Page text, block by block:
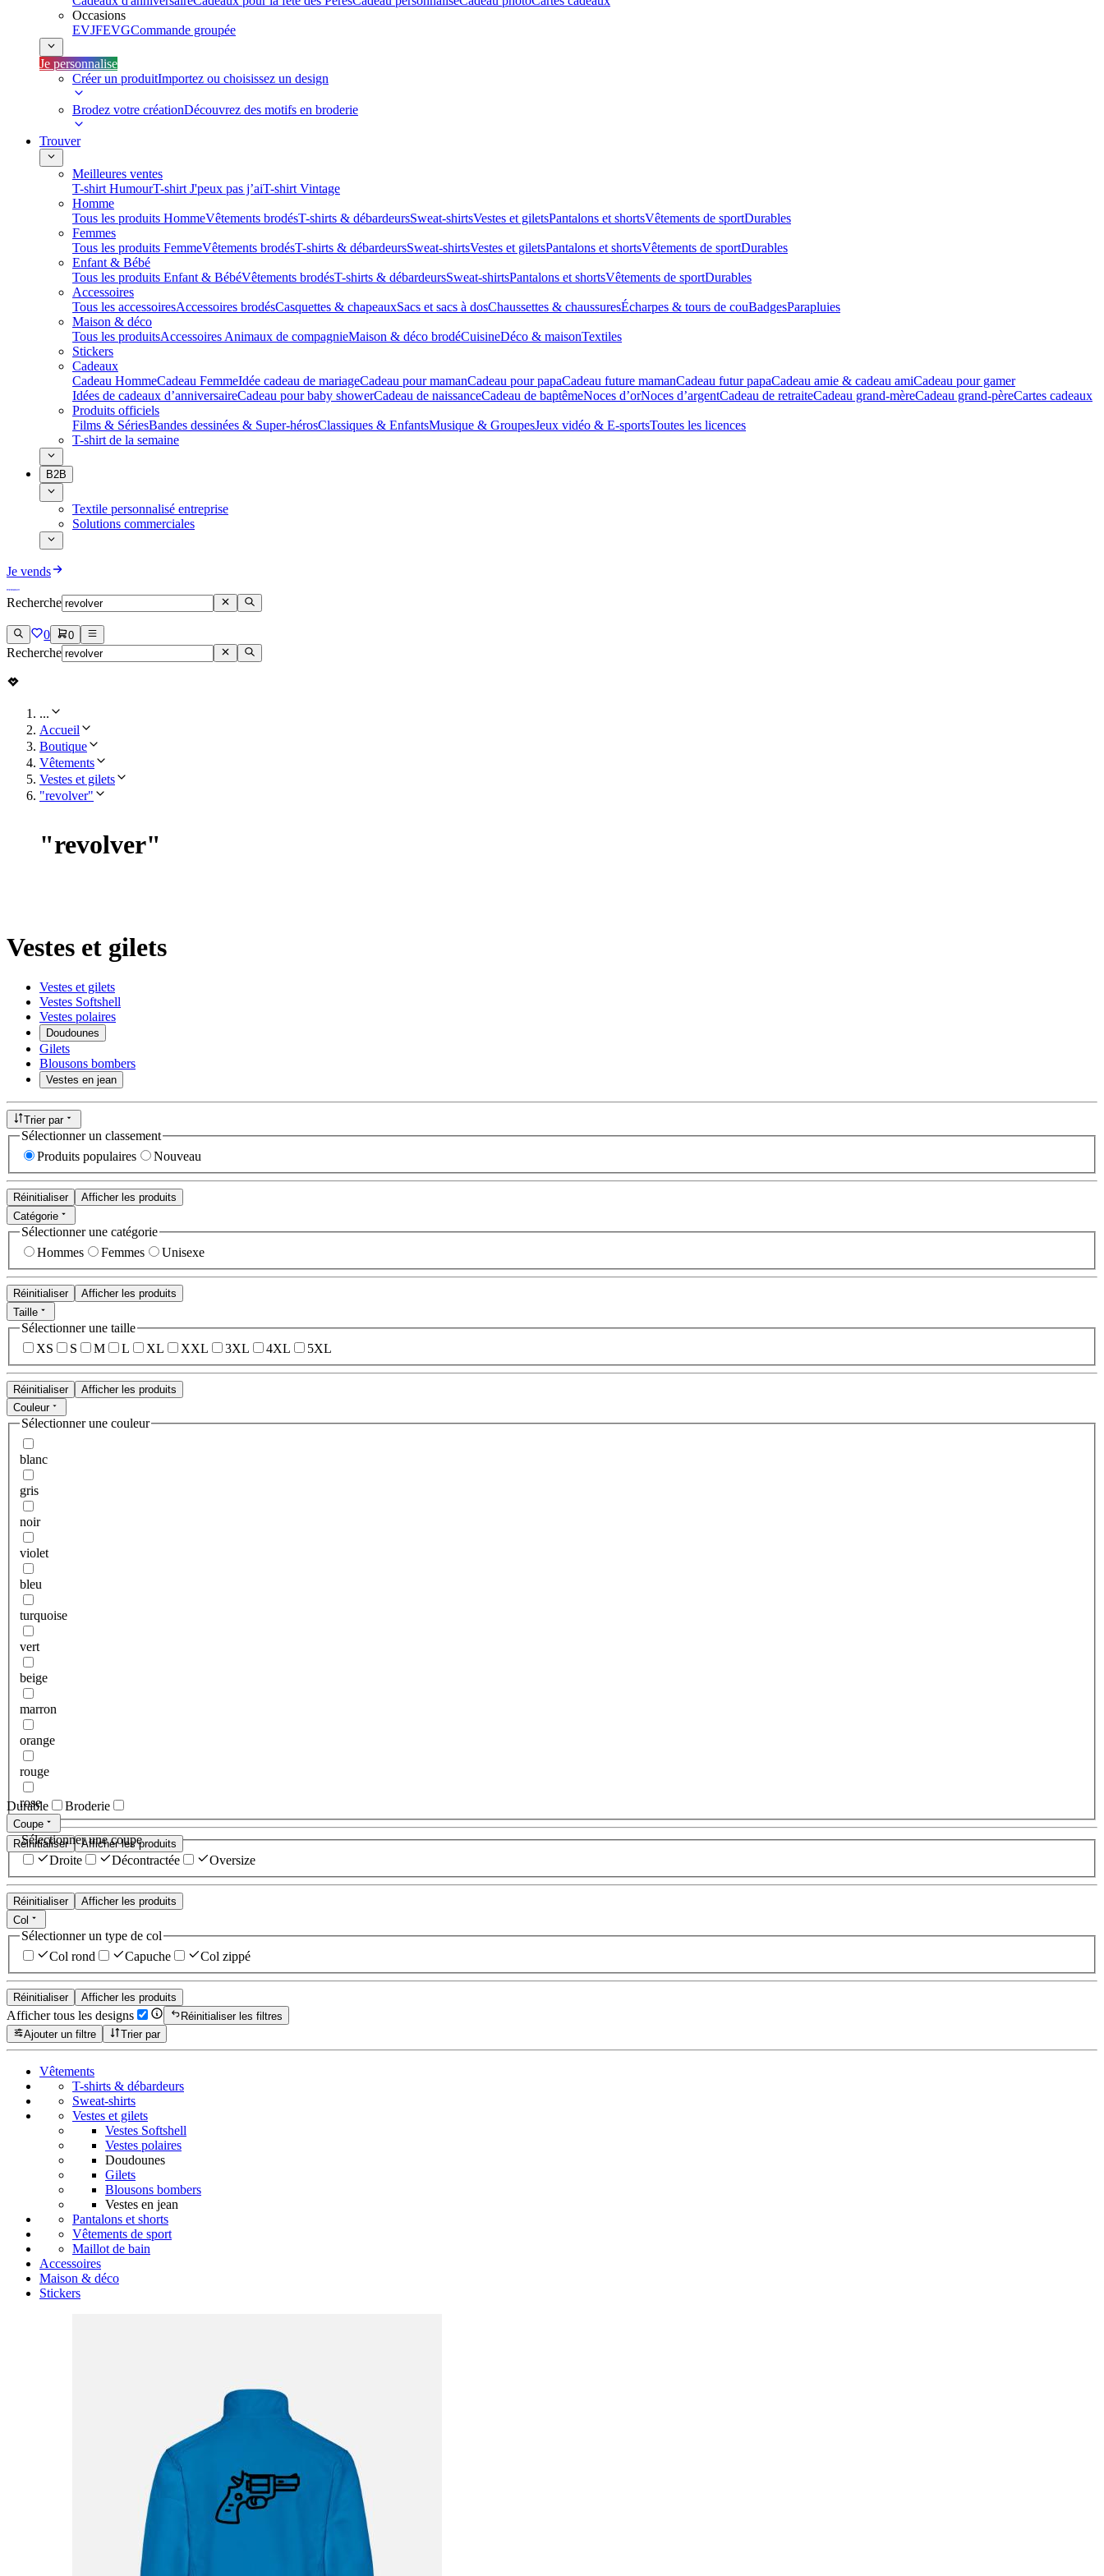
Occasions
EVJFEVGCommande groupée
Je personnalise
Créer un produitImportez ou choisissez un design
Brodez votre créationDécouvrez des motifs en broderie
Trouver
Meilleures ventes
T-shirt HumourT-shirt J'peux pas j’aiT-shirt Vintage
Homme
Tous les produits HommeVêtements brodésT-shirts & débardeursSweat-shirtsVestes et giletsPantalons et shortsVêtements de sportDurables
Femmes
Tous les produits FemmeVêtements brodésT-shirts & débardeursSweat-shirtsVestes et giletsPantalons et shortsVêtements de sportDurables
Enfant & Bébé
Tous les produits Enfant & BébéVêtements brodésT-shirts & débardeursSweat-shirtsPantalons et shortsVêtements de sportDurables
Accessoires
Tous les accessoiresAccessoires brodésCasquettes & chapeauxSacs et sacs à dosChaussettes & chaussuresÉcharpes & tours de couBadgesParapluies
Maison & déco
Tous les produitsAccessoires Animaux de compagnieMaison & déco brodéCuisineDéco & maisonTextiles
Stickers
Cadeaux
Cadeau HommeCadeau FemmeIdée cadeau de mariage​Cadeau pour mamanCadeau pour papaCadeau future mamanCadeau futur papaCadeau amie & cadeau amiCadeau pour gamer
Idées de cadeaux d’anniversaireCadeau pour baby showerCadeau de naissanceCadeau de baptêmeNoces d’orNoces d’argentCadeau de retraiteCadeau grand-mèreCadeau grand-pèreCartes cadeaux
Produits officiels
Films & SériesBandes dessinées & Super-hérosClassiques & EnfantsMusique & GroupesJeux vidéo & E-sportsToutes les licences
T-shirt de la semaine
B2B
Textile personnalisé entreprise
Solutions commerciales
Je vends
Recherche
0 0
Recherche
...
Accueil
Boutique
Vêtements
Vestes et gilets
"revolver"
"revolver"
Vestes et gilets
Vestes et gilets
Vestes Softshell
Vestes polaires
Doudounes
Gilets
Blousons bombers
Vestes en jean
Trier par
Sélectionner un classement
Produits populaires
Nouveau
Réinitialiser
Afficher les produits
Catégorie
Sélectionner une catégorie
Hommes
Femmes Unisexe
Réinitialiser
Afficher les produits
Taille
Sélectionner une taille
XS
S M L XL XXL 3XL 4XL 5XL
Réinitialiser
Afficher les produits
Couleur
Sélectionner une couleur
blanc
gris
noir
violet
bleu
turquoise
vert
beige
marron
orange
rouge
rose
Réinitialiser Afficher les produits
Durable Broderie
Coupe
Sélectionner une coupe
Droite
Décontractée Oversize
Réinitialiser
Afficher les produits
Col
Sélectionner un type de col
Col rond
Capuche Col zippé
Réinitialiser Afficher les produits
Afficher tous les designs
Réinitialiser les filtres
Ajouter un filtre
Trier par
Vêtements
T-shirts & débardeurs
Sweat-shirts
Vestes et gilets
Vestes Softshell
Vestes polaires
Doudounes
Gilets
Blousons bombers
Vestes en jean
Pantalons et shorts
Vêtements de sport
Maillot de bain
Accessoires
Maison & déco
Stickers